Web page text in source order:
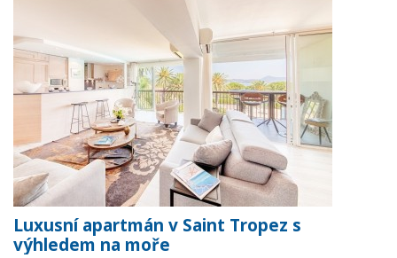
Luxusní apartmán v Saint Tropez s
výhledem na moře